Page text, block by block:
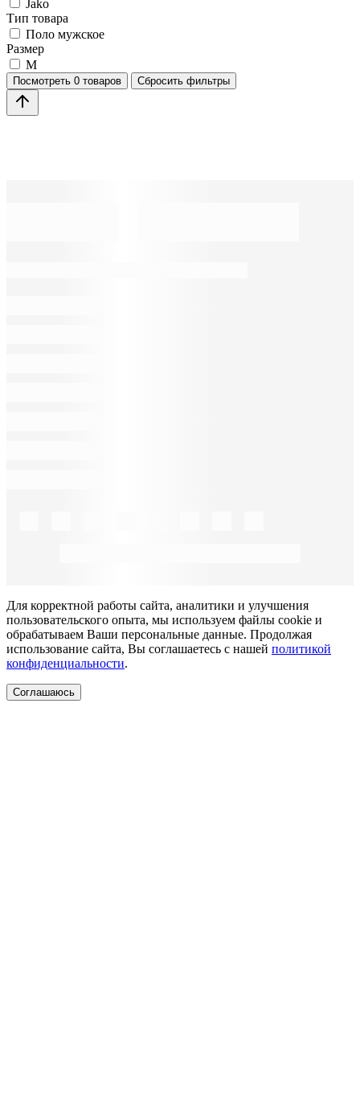
Jako
Тип товара
Поло мужское
Размер
M
Посмотреть 0 товаров Сбросить фильтры
Для корректной работы сайта, аналитики и улучшения
пользовательского опыта, мы используем файлы cookie и
обрабатываем Ваши персональные данные. Продолжая
использование сайта, Вы соглашаетесь с нашей политикой
конфиденциальности.
Соглашаюсь